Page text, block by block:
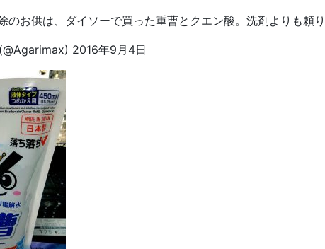
のお供は、ダイソーで買った重曹とクエン酸。洗剤よりも頼
2016年9月4日